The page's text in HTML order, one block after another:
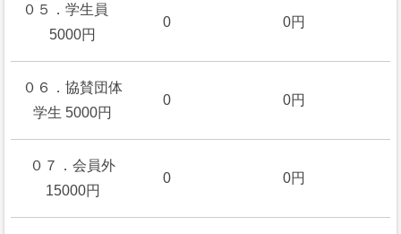
０５．学生員
5000円
0 0円
０６．協賛団体
学生 5000円
0 0円
０７．会員外
15000円
0 0円